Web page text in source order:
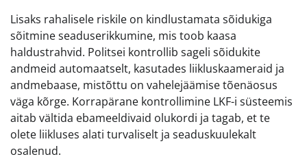
Lisaks rahalisele riskile on kindlustamata sõidukiga
sõitmine seaduserikkumine, mis toob kaasa
haldustrahvid. Politsei kontrollib sageli sõidukite
andmeid automaatselt, kasutades liikluskaameraid ja
andmebaase, mistõttu on vahelejäämise tõenäosus
väga kõrge. Korrapärane kontrollimine LKF-i süsteemis
aitab vältida ebameeldivaid olukordi ja tagab, et te
olete liikluses alati turvaliselt ja seaduskuulekalt
osalenud.